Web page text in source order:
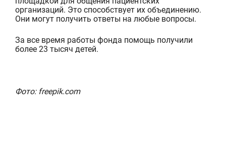
организаций. Это способствует их объединению.
Они могут получить ответы на любые вопросы.
За все время работы фонда помощь получили
более 23 тысяч детей.
Фото: freepik.com